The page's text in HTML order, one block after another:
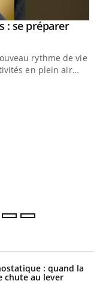
: se préparer
rythme de vie !
en plein air…
: quand la
chute au lever